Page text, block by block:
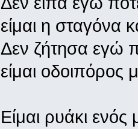
είμαι η σταγόνα
Δεν ζήτησα εγώ
είμαι οδοιπόρος
Είμαι ρυάκι